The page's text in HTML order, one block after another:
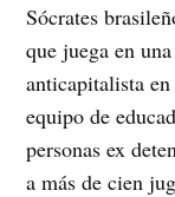
Sócrates
que juega en
anticapitalista
equipo de
personas ex
a más de cien